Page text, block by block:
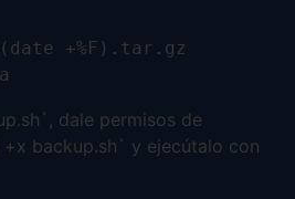
+%F).tar.gz
dale permisos de
backup.sh` y ejecútalo con